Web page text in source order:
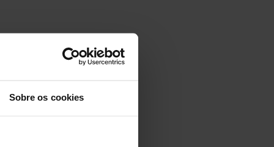
Sobre os cookies